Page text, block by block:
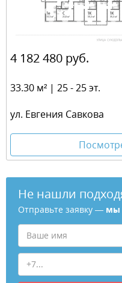
4 182 480 руб.
33.30 м² | 25 - 25 эт.
ул. Евгения Савкова
Не нашли
Отправьте заявку — мы